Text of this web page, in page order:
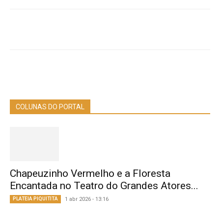
COLUNAS DO PORTAL
Chapeuzinho Vermelho e a Floresta
Encantada no Teatro do Grandes Atores...
PLATEIA PIQUITITA 1 abr 2026 - 13:16